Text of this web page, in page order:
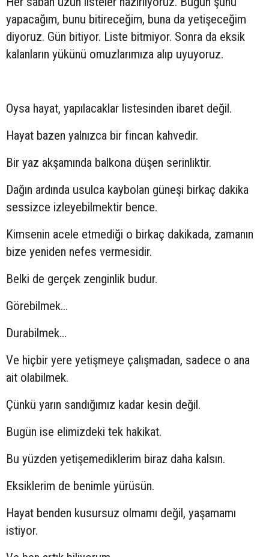
yapacağım, bunu bitireceğim, buna da yetişeceğim
diyoruz. Gün bitiyor. Liste bitmiyor. Sonra da eksik
kalanların yükünü omuzlarımıza alıp uyuyoruz.
Oysa hayat, yapılacaklar listesinden ibaret değil.
Hayat bazen yalnızca bir fincan kahvedir.
Bir yaz akşamında balkona düşen serinliktir.
Dağın ardında usulca kaybolan güneşi birkaç dakika
sessizce izleyebilmektir bence.
Kimsenin acele etmediği o birkaç dakikada, zamanın
bize yeniden nefes vermesidir.
Belki de gerçek zenginlik budur.
Görebilmek…
Durabilmek…
Ve hiçbir yere yetişmeye çalışmadan, sadece o ana
ait olabilmek.
Çünkü yarın sandığımız kadar kesin değil.
Bugün ise elimizdeki tek hakikat.
Bu yüzden yetişemediklerim biraz daha kalsın.
Eksiklerim de benimle yürüsün.
Hayat benden kusursuz olmamı değil, yaşamamı
istiyor.